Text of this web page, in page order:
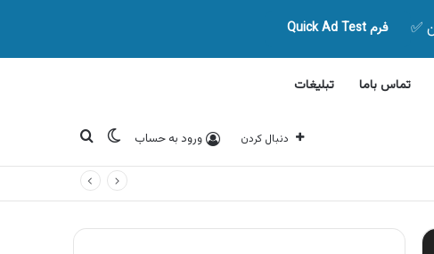
فرم Quick Ad Test
تماس باما تبلیغات
دنبال کردن ورود به حساب تغییر پوسته
جستجو برای